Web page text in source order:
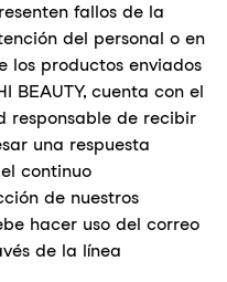
fallos de la
del personal o en
los productos enviados
BEAUTY, cuenta con el
responsable de recibir
una respuesta
continuo
de nuestros
hacer uso del correo
de la línea